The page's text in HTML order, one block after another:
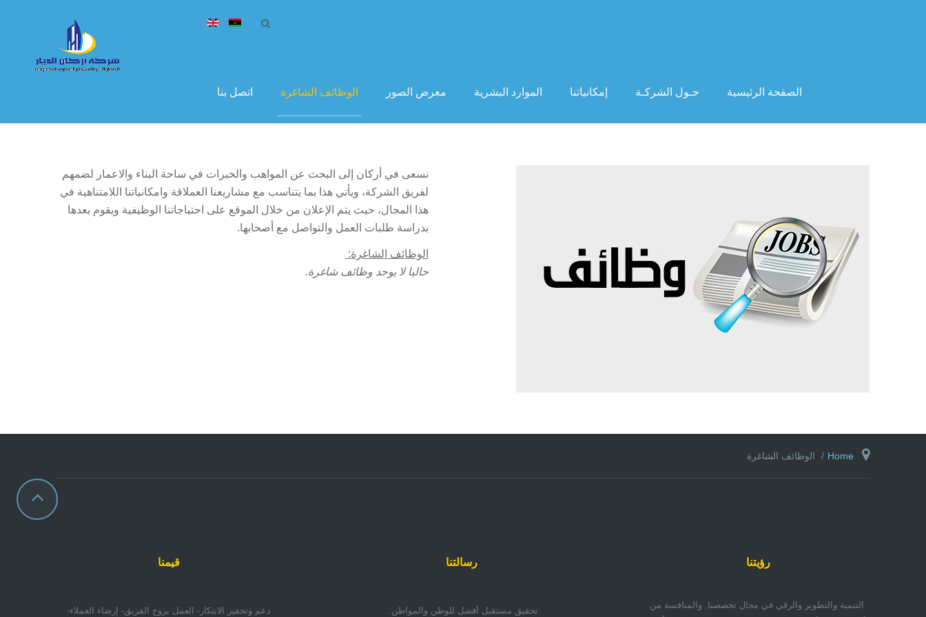
الصفحة الرئيسية حـول الشركـة إمكانياتنا الموارد البشرية معرض الصور الوظائف الشاغرة اتصل بنا
نسعى في أركان إلى البحث عن المواهب والخبرات في ساحة البناء والاعمار لضمهم
لفريق الشركة، ويأتي هذا بما يتناسب مع مشاريعنا العملاقة وامكانياتنا اللامتناهية في
هذا المجال، حيث يتم الإعلان من خلال الموقع على احتياجاتنا الوظيفية ويقوم بعدها
بدراسة طلبات العمل والتواصل مع أصحابها.
الوظائف الشاغرة:
حاليا لا يوجد وظائف شاغرة.
Home الوظائف الشاغرة
رؤيتنا
التنمية والتطوير والرقي في مجال تخصصنا, والمنافسة من
رسالتنا
تحقيق مستقبل أفضل للوطن والمواطن.
قيمنا
دعم وتحفيز الابتكار- العمل بروح الفريق- إرضاء العملاء-